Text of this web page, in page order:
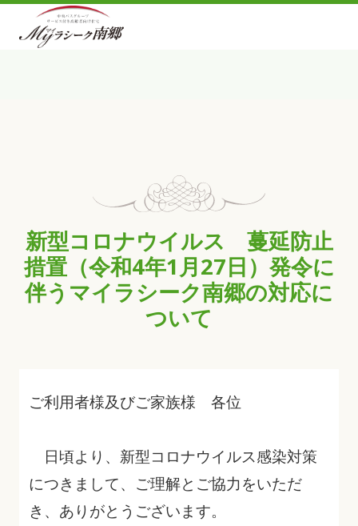
新型コロナウイルス 蔓延防止
措置（令和4年1月27日）発令に
伴うマイラシーク南郷の対応に
ついて
ご利用者様及びご家族様 各位
日頃より、新型コロナウイルス感染対策
につきまして、ご理解とご協力をいただ
き、ありがとうございます。